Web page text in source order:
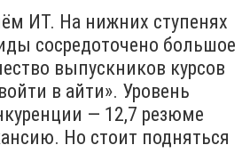
ИТ. На нижних ступенях
сосредоточено большое
выпускников курсов
в айти». Уровень
— 12,7 резюме
Но стоит подняться